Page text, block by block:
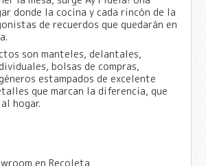
donde la cocina y cada rincón de la
de recuerdos que quedarán en
son manteles, delantales,
bolsas de compras,
estampados de excelente
que marcan la diferencia, que
hogar.
en Recoleta